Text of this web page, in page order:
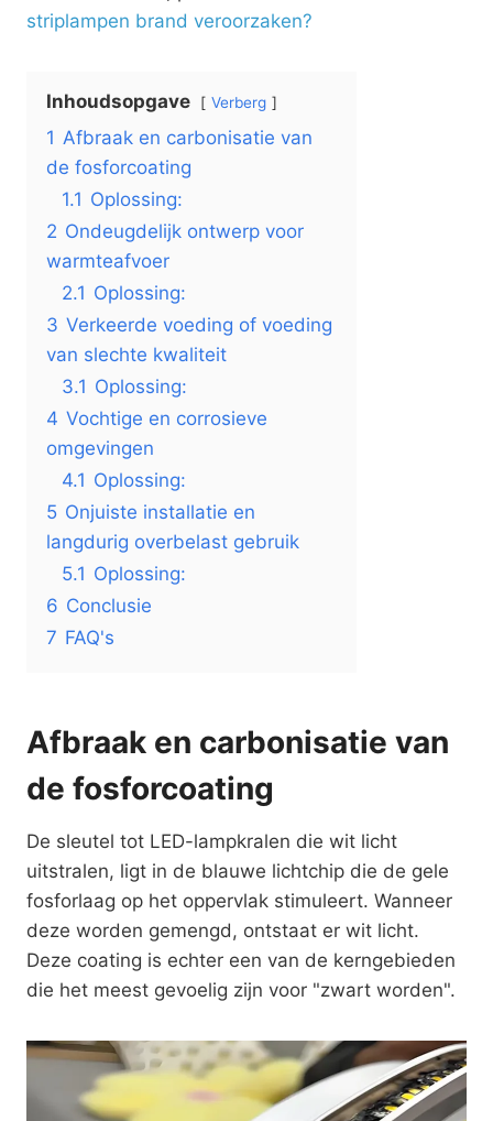
striplampen brand veroorzaken?
Inhoudsopgave Verberg
1 Afbraak en carbonisatie van
de fosforcoating
1.1 Oplossing:
2 Ondeugdelijk ontwerp voor
warmteafvoer
2.1 Oplossing:
3 Verkeerde voeding of voeding
van slechte kwaliteit
3.1 Oplossing:
4 Vochtige en corrosieve
omgevingen
4.1 Oplossing:
5 Onjuiste installatie en
langdurig overbelast gebruik
5.1 Oplossing:
6 Conclusie
7 FAQ's
Afbraak en carbonisatie van
de fosforcoating
De sleutel tot LED-lampkralen die wit licht
uitstralen, ligt in de blauwe lichtchip die de gele
fosforlaag op het oppervlak stimuleert. Wanneer
deze worden gemengd, ontstaat er wit licht.
Deze coating is echter een van de kerngebieden
die het meest gevoelig zijn voor "zwart worden".